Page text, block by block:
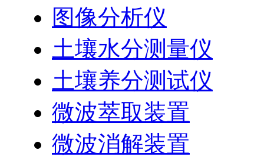
图像分析仪
土壤水分测量仪
土壤养分测试仪
微波萃取装置
微波消解装置